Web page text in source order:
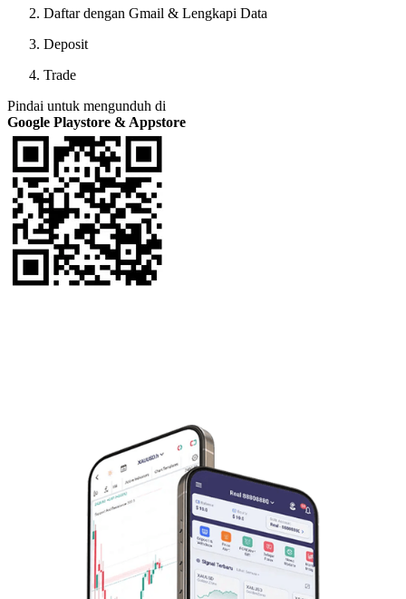
Daftar dengan Gmail & Lengkapi Data
Deposit
Trade
Pindai untuk mengunduh di
Google Playstore & Appstore